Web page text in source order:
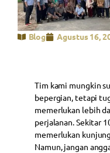
Blog Agustus 16,
Tim kami mungkin
bepergian, tetapi
memerlukan lebih
perjalanan. Sekitar
memerlukan
Namun, jangan